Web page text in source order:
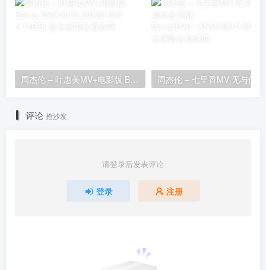
周杰伦 – 叶惠美MV+电影版 Bonus DVD 2003 [2DVD ISO 5.74GB]
评论 抢沙发
请登录后发表评论
登录 注册